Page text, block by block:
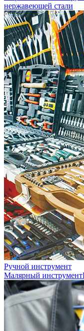
нержавеющей стали
Ручной инструмент
Малярный инструмент